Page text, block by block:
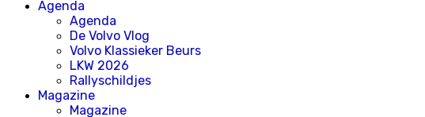
Agenda
Agenda
De Volvo Vlog
Volvo Klassieker Beurs
LKW 2026
Rallyschildjes
Magazine
Magazine